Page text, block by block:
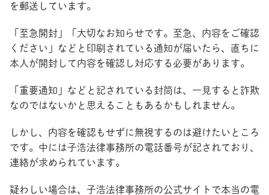
を郵送しています。
「至急開封」「大切なお知らせです。至急、内容をご確認
ください」などと印刷されている通知が届いたら、直ちに
本人が開封して内容を確認し対応する必要があります。
「重要通知」などと記されている封筒は、一見すると詐欺
なのではないかと思えることもあるかもしれません。
しかし、内容を確認もせずに無視するのは避けたいところ
です。中には子浩法律事務所の電話番号が記されており、
連絡が求められています。
疑わしい場合は、子浩法律事務所の公式サイトで本当の電